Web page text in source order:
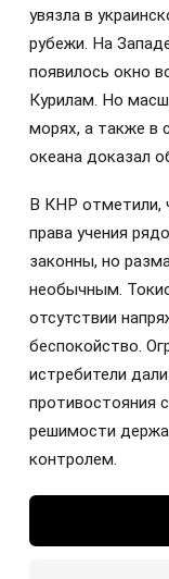
увязла в
рубежи. На
появилось окно
Курилам. Но
морях, а также в
океана доказал
В КНР отметили,
права учения
законны, но
необычным.
отсутствии
беспокойство.
истребители
противостояния
решимости
контролем.